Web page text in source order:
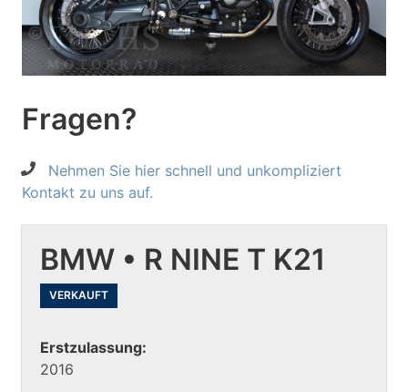
Fragen?
Nehmen Sie hier schnell und unkompliziert
Kontakt zu uns auf.
BMW • R NINE T K21
VERKAUFT
Erstzulassung:
2016